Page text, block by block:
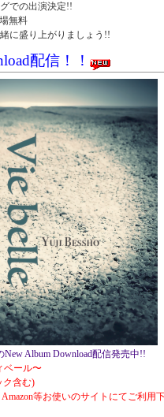
での出演決定!!
無料
に盛り上がりましょう!!
配信！！
Album Download配信発売中!!
ベール〜
ク含む)
等お使いのサイトにてご利用